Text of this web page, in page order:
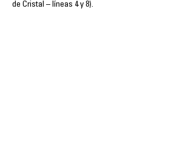
de Cristal – líneas 4 y 8).